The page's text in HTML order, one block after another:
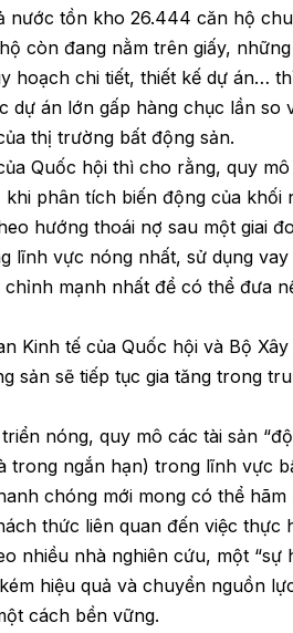
nước tồn kho 26.444 căn hộ
còn đang nằm trên giấy,
hoạch chi tiết, thiết kế dự án…
dự án lớn gấp hàng chục lần
thị trường bất động sản.
Quốc hội thì cho rằng, quy
phân tích biến động của khối
hướng thoái nợ sau một giai
lĩnh vực nóng nhất, sử dụng
chỉnh mạnh nhất để có thể đưa
Kinh tế của Quốc hội và Bộ
sản sẽ tiếp tục gia tăng trong
nóng, quy mô các tài sản
trong ngắn hạn) trong lĩnh vực
chóng mới mong có thể
thức liên quan đến việc
nhiều nhà nghiên cứu, một
hiệu quả và chuyển nguồn
cách bền vững.